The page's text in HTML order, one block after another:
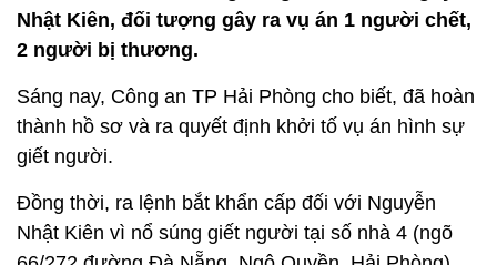
Nhật Kiên, đối tượng gây ra vụ án 1 người chết,
2 người bị thương.
Sáng nay, Công an TP Hải Phòng cho biết, đã hoàn
thành hồ sơ và ra quyết định khởi tố vụ án hình sự
giết người.
Đồng thời, ra lệnh bắt khẩn cấp đối với Nguyễn
Nhật Kiên vì nổ súng giết người tại số nhà 4 (ngõ